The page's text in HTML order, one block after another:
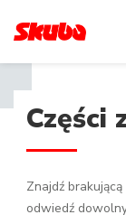
Części
Znajdź
odwiedź